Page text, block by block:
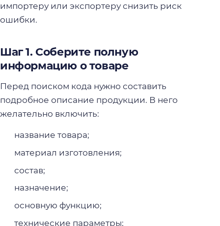
импортеру или экспортеру снизить риск
ошибки.
Шаг 1. Соберите полную
информацию о товаре
Перед поиском кода нужно составить
подробное описание продукции. В него
желательно включить:
название товара;
материал изготовления;
состав;
назначение;
основную функцию;
технические параметры;